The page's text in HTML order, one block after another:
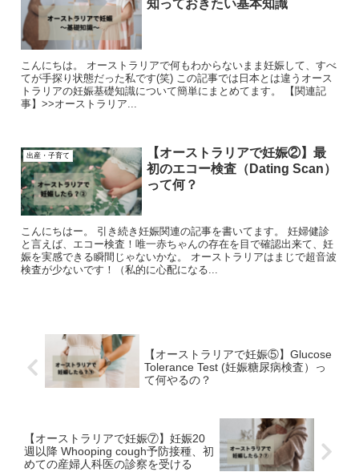
知っておきたい基本知識
こんにちは。 オーストラリアで何もわからないまま妊娠して、すべ
てが手探り状態だった私です(笑) この記事では日本とは違うオース
トラリアの妊娠基礎知識について簡単にまとめてます。 【関連記
事】>>オーストラリア...
出産・子育て
【オーストラリアで妊娠②】最
初のエコー検査（Dating Scan）
って何？
こんにちはー。 引き続き妊娠関連の記事を書いてます。 妊婦健診
と言えば、エコー検査！唯一赤ちゃんの存在を目で確認出来て、妊
娠を実感できる瞬間じゃないかな。 オーストラリアはまじで超音波
検査が少ないです！（私的に心配になる...
【オーストラリアで妊娠⑤】Glucose
Tolerance Test (妊娠糖尿病検査）っ
て何やるの？
【オーストラリアで妊娠⑦】妊娠20
週以降 Whooping cough予防接種、初
めての産婦人科医の診察を受ける